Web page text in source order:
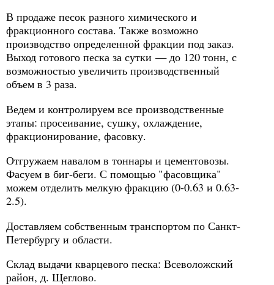
В продаже песок разного химического и
фракционного состава. Также возможно
производство определенной фракции под заказ.
Выход готового песка за сутки — до 120 тонн, с
возможностью увеличить производственный
объем в 3 раза.
Ведем и контролируем все производственные
этапы: просеивание, сушку, охлаждение,
фракционирование, фасовку.
Отгружаем навалом в тоннары и цементовозы.
Фасуем в биг-беги. С помощью "фасовщика"
можем отделить мелкую фракцию (0-0.63 и 0.63-
2.5).
Доставляем собственным транспортом по Санкт-
Петербургу и области.
Склад выдачи кварцевого песка: Всеволожский
район, д. Щеглово.